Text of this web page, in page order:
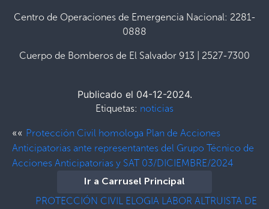
Centro de Operaciones de Emergencia Nacional: 2281-
0888
Cuerpo de Bomberos de El Salvador 913 | 2527-7300
Publicado el 04-12-2024.
Etiquetas: noticias
«« Protección Civil homologa Plan de Acciones
Anticipatorias ante representantes del Grupo Técnico de
Acciones Anticipatorias y SAT 03/DICIEMBRE/2024
Ir a Carrusel Principal
PROTECCIÓN CIVIL ELOGIA LABOR ALTRUISTA DE